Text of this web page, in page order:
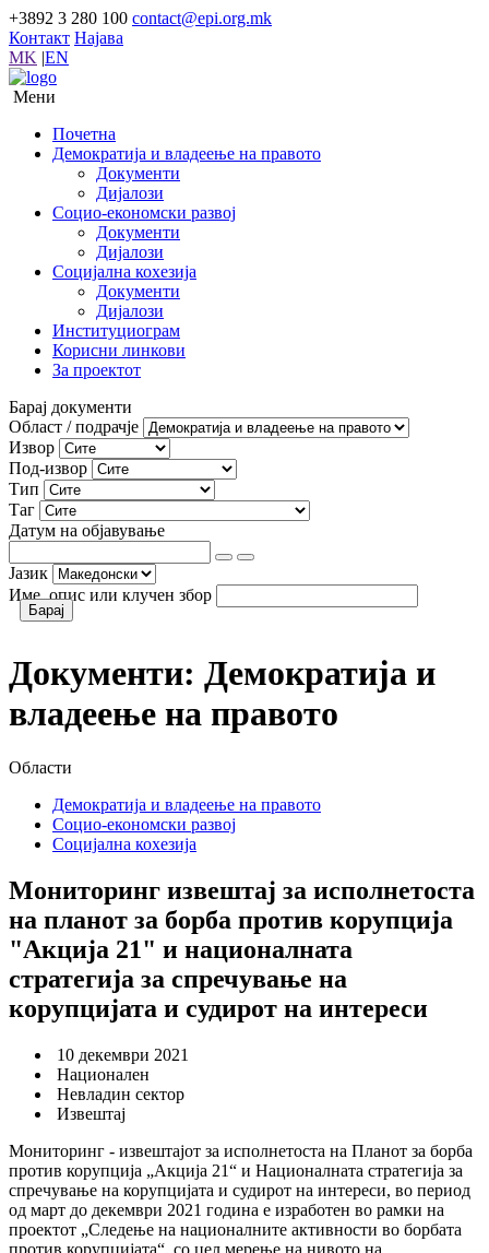
+3892 3 280 100 contact@epi.org.mk
Контакт Најава
MK |EN
Мени
Почетна
Демократија и владеење на правото
Документи
Дијалози
Социо-економски развој
Документи
Дијалози
Социјална кохезија
Документи
Дијалози
Институциограм
Корисни линкови
За проектот
Барај документи
Област / подрачје
Извор
Под-извор
Тип
Таг
Датум на објавување
Јазик
Име, опис или клучен збор
Документи: Демократија и
владеење на правото
Области
Демократија и владеење на правото
Социо-економски развој
Социјална кохезија
Мониторинг извештај за исполнетоста
на планот за борба против корупција
"Акција 21" и националната
стратегија за спречување на
корупцијата и судирот на интереси
10 декември 2021
Национален
Невладин сектор
Извештај
Мониторинг - извештајот за исполнетоста на Планот за борба
против корупција „Акција 21“ и Националната стратегија за
спречување на корупцијата и судирот на интереси, во период
од март до декември 2021 година е изработен во рамки на
проектот „Следење на националните активности во борбата
против корупцијата“, со цел мерење на нивото на